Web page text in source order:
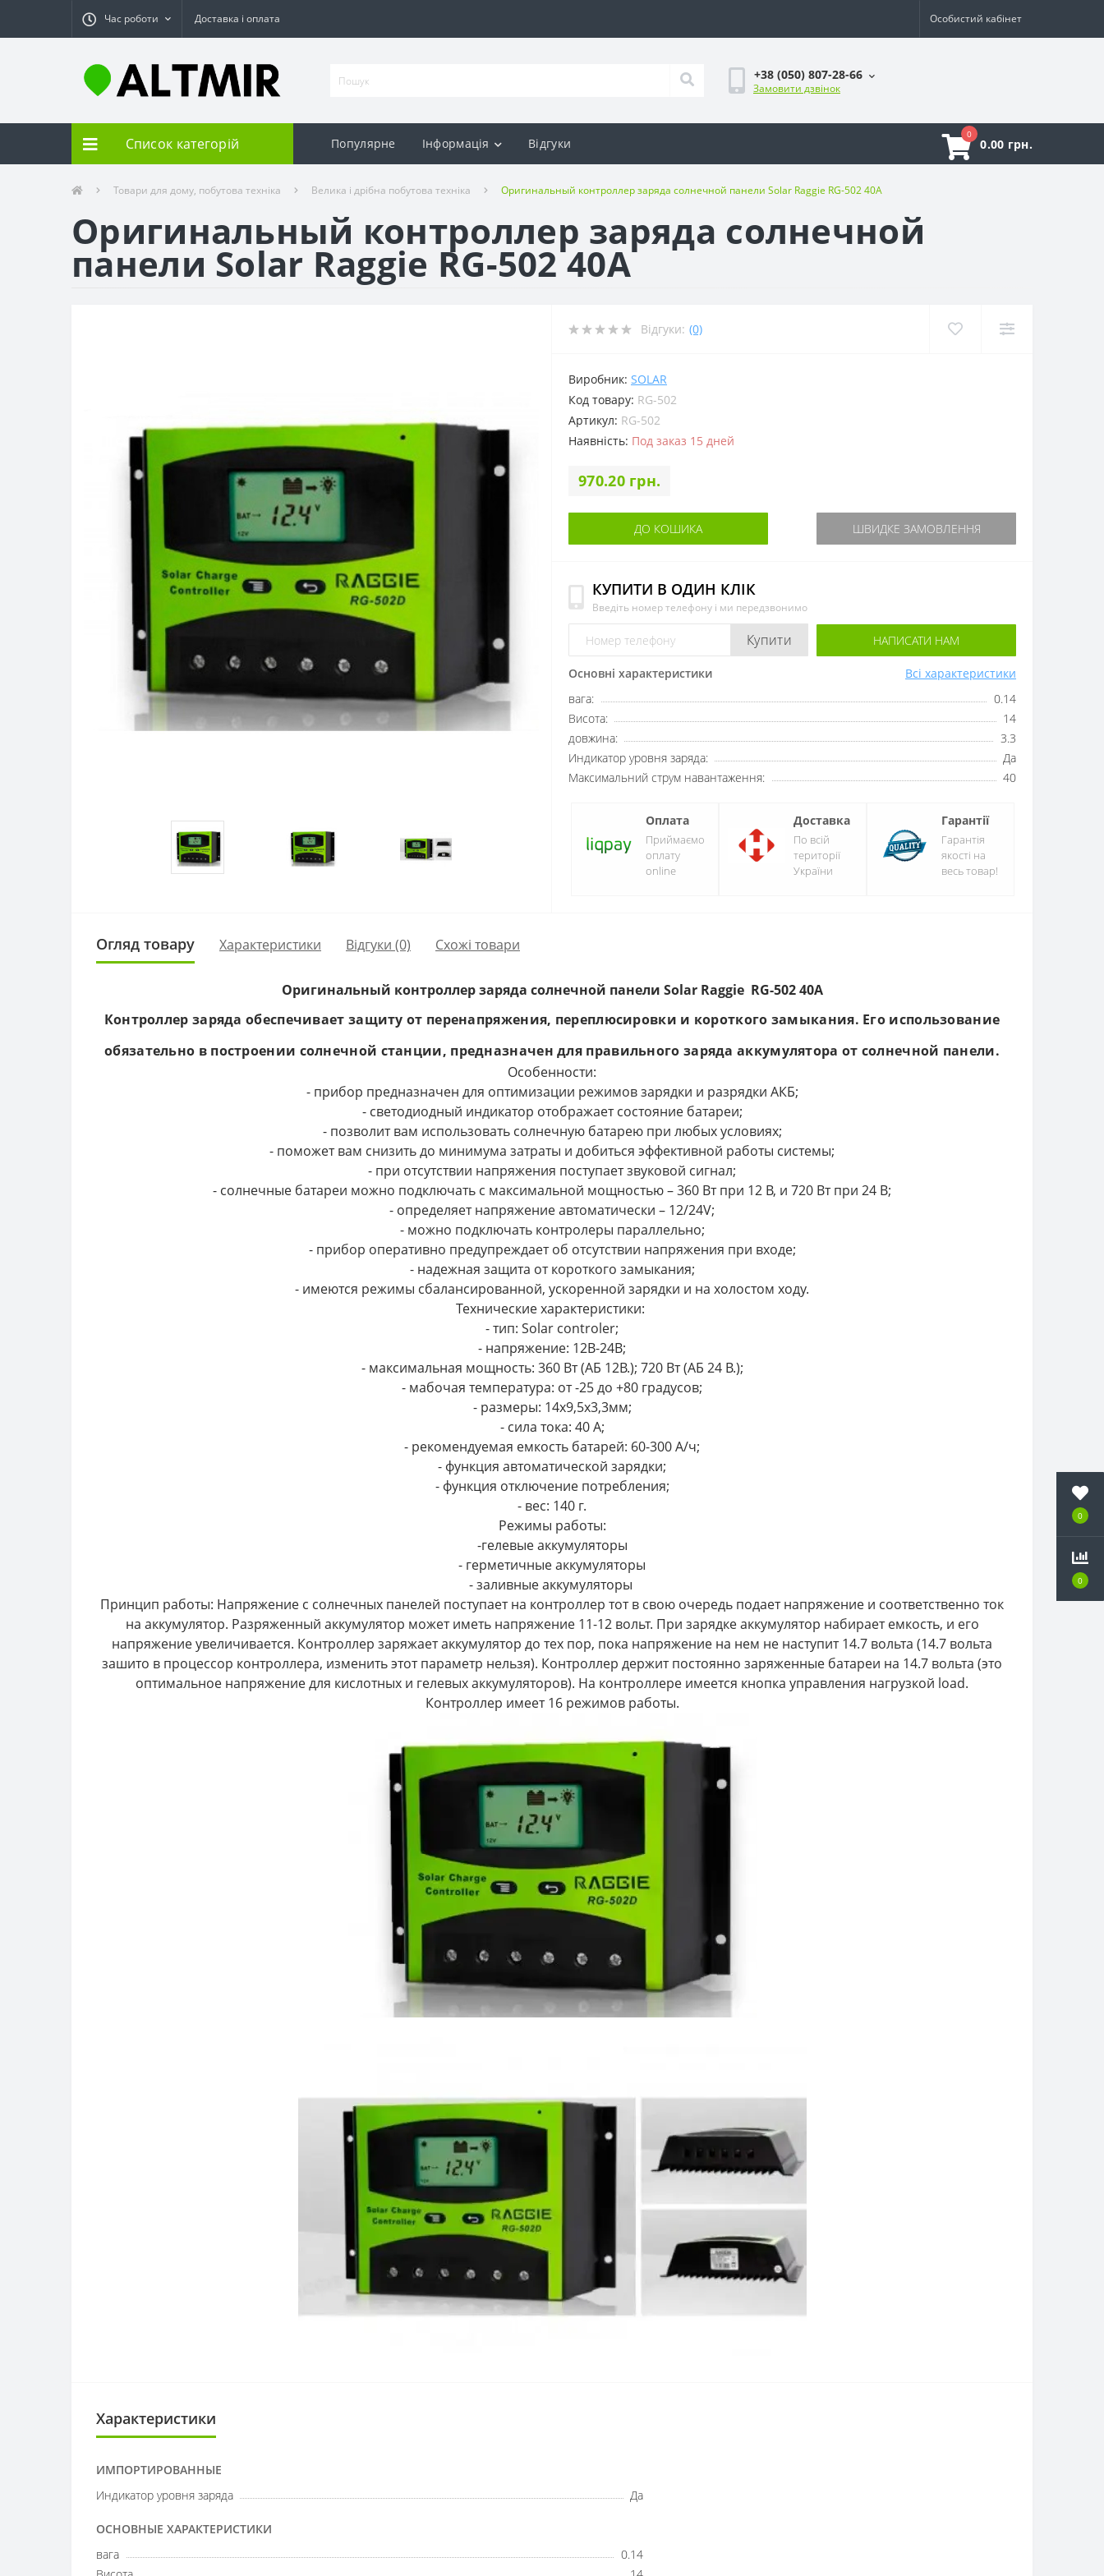
0
0
Час роботи Доставка і оплата Особистий кабінет
+38 (050) 807-28-66
Замовити дзвінок
Список категорій Популярне Інформація Відгуки
0
0.00 грн.
Товари для дому, побутова техніка Велика і дрібна побутова техніка Оригинальный контроллер заряда солнечной панели Solar Raggie RG-502 40A
Оригинальный контроллер заряда солнечной
панели Solar Raggie RG-502 40A
Відгуки: (0)
Виробник: SOLAR
Код товару: RG-502
Артикул: RG-502
Наявність: Под заказ 15 дней
970.20 грн.
ДО КОШИКА ШВИДКЕ ЗАМОВЛЕННЯ
КУПИТИ В ОДИН КЛІК
Введіть номер телефону і ми передзвонимо
Купити НАПИСАТИ НАМ
Основні характеристики
Всі характеристики
вага:
0.14
Висота:
14
довжина:
3.3
Индикатор уровня заряда:
Да
Максимальний струм навантаження:
40
Оплата
Приймаємо
оплату
online
Доставка
По всій
території
України
Гарантії
Гарантія
якості на
весь товар!
Огляд товару Характеристики Відгуки (0) Схожі товари
Оригинальный контроллер заряда солнечной панели Solar Raggie RG-502 40A
Контроллер заряда обеспечивает защиту от перенапряжения, переплюсировки и короткого замыкания. Его использование
обязательно в построении солнечной станции, предназначен для правильного заряда аккумулятора от солнечной панели.
Особенности:
- прибор предназначен для оптимизации режимов зарядки и разрядки АКБ;
- светодиодный индикатор отображает состояние батареи;
- позволит вам использовать солнечную батарею при любых условиях;
- поможет вам снизить до минимума затраты и добиться эффективной работы системы;
- при отсутствии напряжения поступает звуковой сигнал;
- солнечные батареи можно подключать с максимальной мощностью – 360 Вт при 12 В, и 720 Вт при 24 В;
- определяет напряжение автоматически – 12/24V;
- можно подключать контролеры параллельно;
- прибор оперативно предупреждает об отсутствии напряжения при входе;
- надежная защита от короткого замыкания;
- имеются режимы сбалансированной, ускоренной зарядки и на холостом ходу.
Технические характеристики:
- тип: Solar controler;
- напряжение: 12В-24В;
- максимальная мощность: 360 Вт (АБ 12В.); 720 Вт (АБ 24 В.);
- мабочая температура: от -25 до +80 градусов;
- размеры: 14х9,5х3,3мм;
- сила тока: 40 А;
- рекомендуемая емкость батарей: 60-300 А/ч;
- функция автоматической зарядки;
- функция отключение потребления;
- вес: 140 г.
Режимы работы:
-гелевые аккумуляторы
- герметичные аккумуляторы
- заливные аккумуляторы
Принцип работы: Напряжение с солнечных панелей поступает на контроллер тот в свою очередь подает напряжение и соответственно ток
на аккумулятор. Разряженный аккумулятор может иметь напряжение 11-12 вольт. При зарядке аккумулятор набирает емкость, и его
напряжение увеличивается. Контроллер заряжает аккумулятор до тех пор, пока напряжение на нем не наступит 14.7 вольта (14.7 вольта
зашито в процессор контроллера, изменить этот параметр нельзя). Контроллер держит постоянно заряженные батареи на 14.7 вольта (это
оптимальное напряжение для кислотных и гелевых аккумуляторов). На контроллере имеется кнопка управления нагрузкой load.
Контроллер имеет 16 режимов работы.
Характеристики
ИМПОРТИРОВАННЫЕ
Индикатор уровня заряда
Да
ОСНОВНЫЕ ХАРАКТЕРИСТИКИ
вага
0.14